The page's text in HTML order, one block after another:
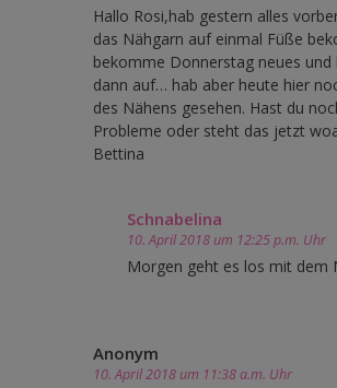
Hallo Rosi,hab gestern alles
das Nähgarn auf einmal Füße
bekomme Donnerstag neues und
dann auf… hab aber heute hier
des Nähens gesehen. Hast du
Probleme oder steht das jetzt
Bettina
Schnabelina
10. April 2018 um 12:25 p.m. Uhr
Morgen geht es los mit dem
Anonym
10. April 2018 um 11:38 a.m. Uhr